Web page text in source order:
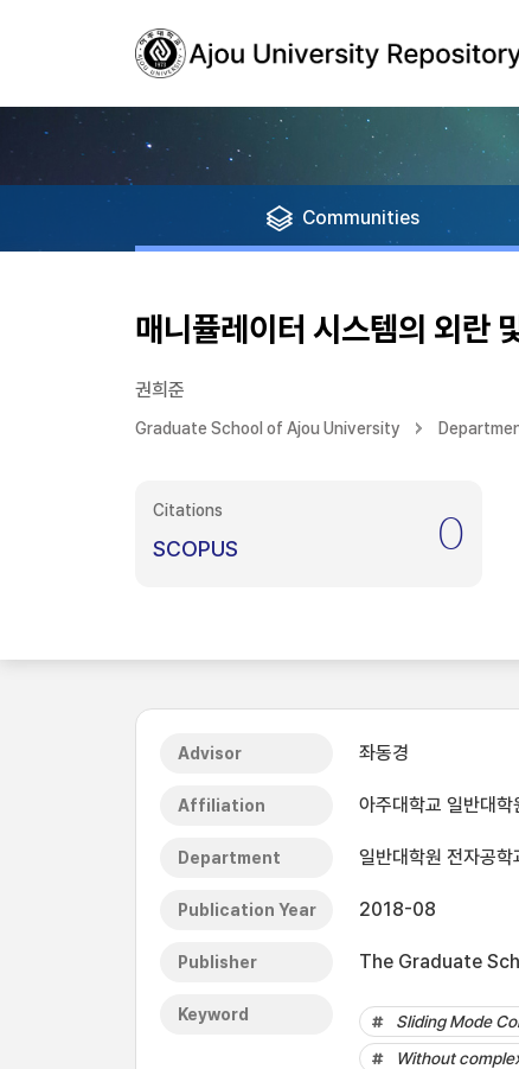
Communities
매니퓰레이터 시스템의 외란
권희준
Graduate School of Ajou University
Citations
SCOPUS 0
Advisor 좌동경
Affiliation 아주대학교 일반대학
Department 일반대학원 전자공학
Publication Year 2018-08
Publisher The Graduate
Keyword Sliding Mode
Without